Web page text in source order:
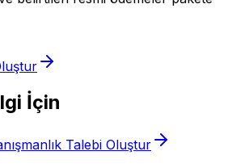
İçin
Talebi Oluştur